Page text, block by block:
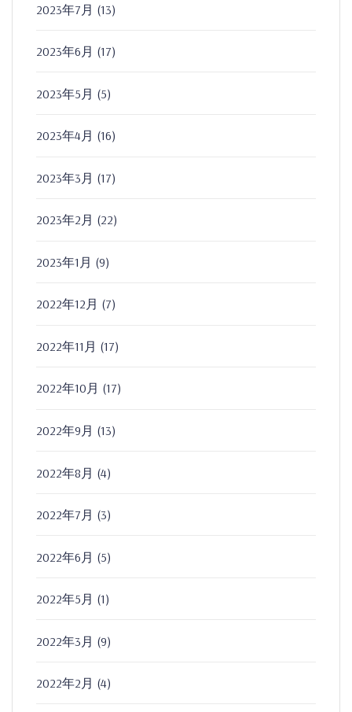
2023年7月 (13)
2023年6月 (17)
2023年5月 (5)
2023年4月 (16)
2023年3月 (17)
2023年2月 (22)
2023年1月 (9)
2022年12月 (7)
2022年11月 (17)
2022年10月 (17)
2022年9月 (13)
2022年8月 (4)
2022年7月 (3)
2022年6月 (5)
2022年5月 (1)
2022年3月 (9)
2022年2月 (4)